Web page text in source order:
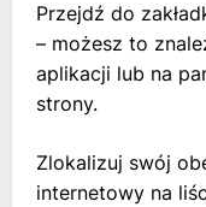
Przejdź do
– możesz to
aplikacji lub na
strony.
Zlokalizuj swój
internetowy na